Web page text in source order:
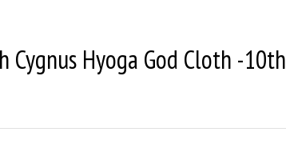
Hyoga God Cloth -10th